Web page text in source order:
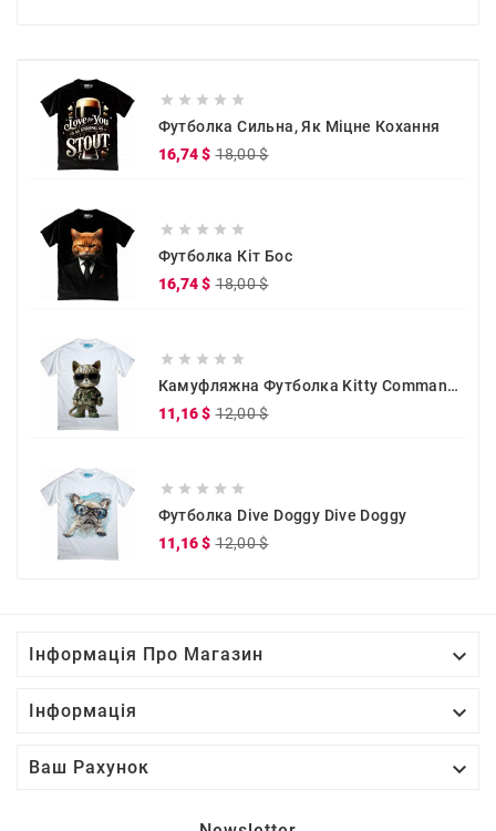
    
Футболка Сильна, Як Міцне Кохання
16,74 $ 18,00 $
    
Футболка Кіт Бос
16,74 $ 18,00 $
    
Камуфляжна Футболка Kitty Commander
11,16 $ 12,00 $
    
Футболка Dive Doggy Dive Doggy
11,16 $ 12,00 $
Інформація Про Магазин 
Інформація 
Ваш Рахунок 